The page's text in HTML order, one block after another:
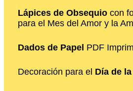
Lápices de Obsequio con
para el Mes del Amor y la
Dados de Papel PDF
Decoración para el Día de